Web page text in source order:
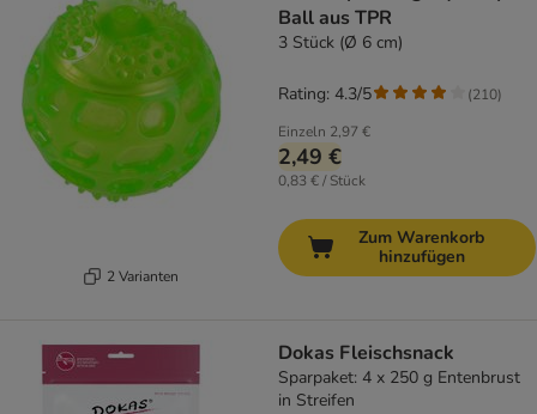
2 Varianten
Ball aus TPR
3 Stück (Ø 6 cm)
Einzeln 2,97 €
2,49 €
0,83 € / Stück
Rating: 4.3/5 (210)
Zum Warenkorb
hinzufügen
Dokas Fleischsnack
Sparpaket: 4 x 250 g Entenbrust
in Streifen